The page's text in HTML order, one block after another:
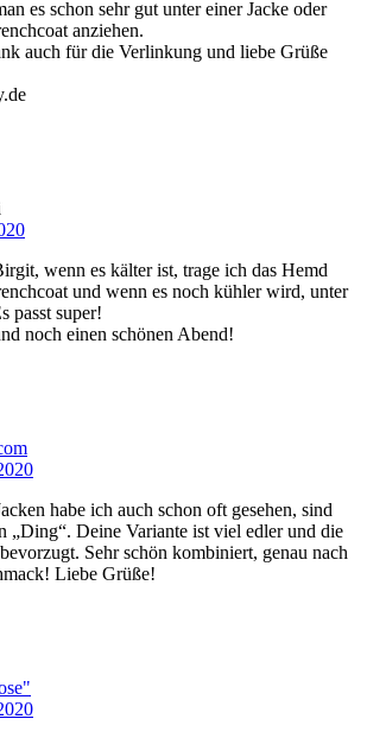
es schon sehr gut unter einer Jacke oder
anziehen.
auch für die Verlinkung und liebe Grüße
wenn es kälter ist, trage ich das Hemd
und wenn es noch kühler wird, unter
passt super!
noch einen schönen Abend!
habe ich auch schon oft gesehen, sind
„Ding“. Deine Variante ist viel edler und die
Sehr schön kombiniert, genau nach
Liebe Grüße!